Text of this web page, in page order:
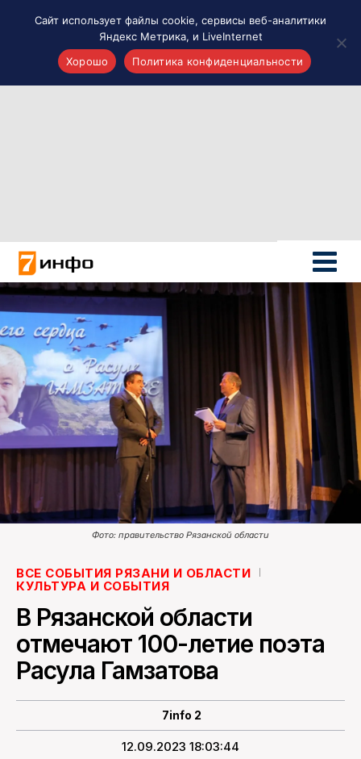
Новости России
Политика
Новости мира
Все материалы 7инфо
О НАС
ПОИСК ПО САЙТУ
Фото: правительство Рязанской области
ВСЕ СОБЫТИЯ РЯЗАНИ И ОБЛАСТИ
КУЛЬТУРА И СОБЫТИЯ
В Рязанской области
отмечают 100-летие поэта
Расула Гамзатова
7info 2
12.09.2023 18:03:44
Сайт использует файлы cookie, сервисы веб-аналитики
Яндекс Метрика, и LiveInternet
Хорошо
Политика конфиденциальности